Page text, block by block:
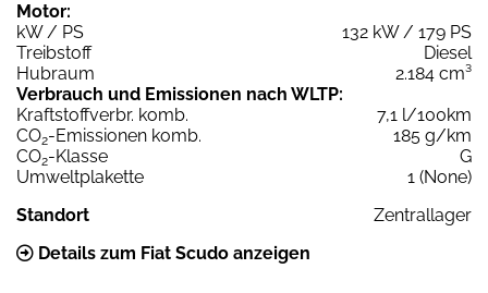
Motor:
kW / PS
132 kW / 179 PS
Treibstoff
Diesel
Hubraum
2.184 cm³
Verbrauch und Emissionen nach WLTP:
Kraftstoffverbr. komb.
7,1 l/100km
CO2-Emissionen komb.
185 g/km
CO2-Klasse
G
Umweltplakette
1 (None)
Standort
Zentrallager
Details zum Fiat Scudo anzeigen